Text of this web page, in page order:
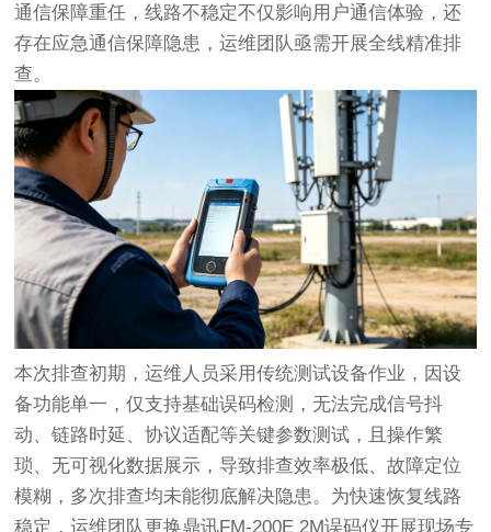
通信保障重任，线路不稳定不仅影响用户通信体验，还
存在应急通信保障隐患，运维团队亟需开展全线精准排
查。
本次排查初期，运维人员采用传统测试设备作业，因设
备功能单一，仅支持基础误码检测，无法完成信号抖
动、链路时延、协议适配等关键参数测试，且操作繁
琐、无可视化数据展示，导致排查效率极低、故障定位
模糊，多次排查均未能彻底解决隐患。为快速恢复线路
稳定，运维团队更换鼎讯FM-200E 2M误码仪开展现场专